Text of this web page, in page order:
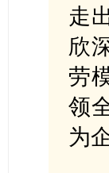
走
欣
劳
领
为